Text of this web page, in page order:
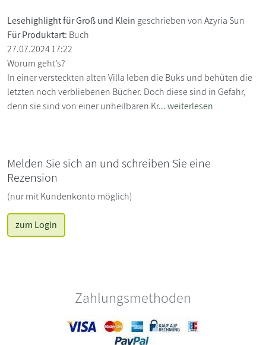
Lesehighlight für Groß und Klein geschrieben von Azyria Sun
Für Produktart: Buch
27.07.2024 17:22
Worum geht’s?
In einer versteckten alten Villa leben die Buks und behüten die
letzten noch verbliebenen Bücher. Doch diese sind in Gefahr,
denn sie sind von einer unheilbaren Kr...weiterlesen
Melden Sie sich an und schreiben Sie eine
Rezension
(nur mit Kundenkonto möglich)
zum Login
Zahlungsmethoden